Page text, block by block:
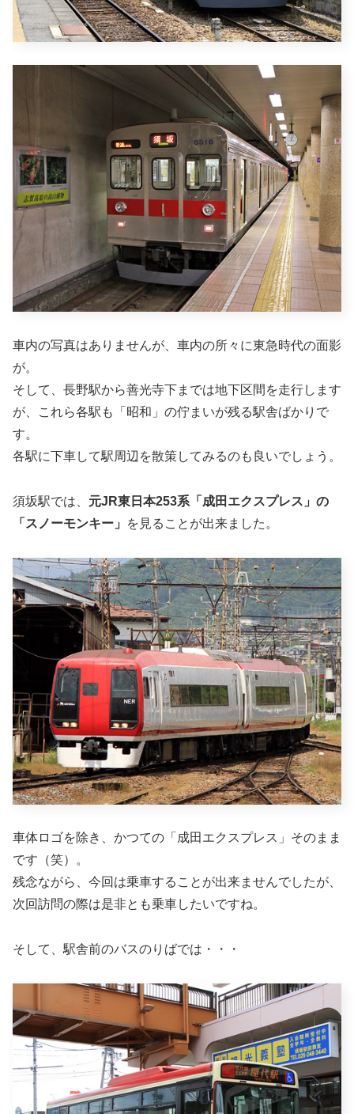
車内の写真はありませんが、車内の所々に東急時代の面影
が。
そして、長野駅から善光寺下までは地下区間を走行します
が、これら各駅も「昭和」の佇まいが残る駅舎ばかりで
す。
各駅に下車して駅周辺を散策してみるのも良いでしょう。
須坂駅では、 元JR東日本253系「成田エクスプレス」の
「スノーモンキー」
を見ることが出来ました。
車体ロゴを除き、かつての「成田エクスプレス」そのまま
です（笑）。
残念ながら、今回は乗車することが出来ませんでしたが、
次回訪問の際は是非とも乗車したいですね。
そして、駅舎前のバスのりばでは・・・